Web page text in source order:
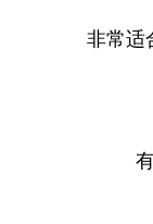
非常适